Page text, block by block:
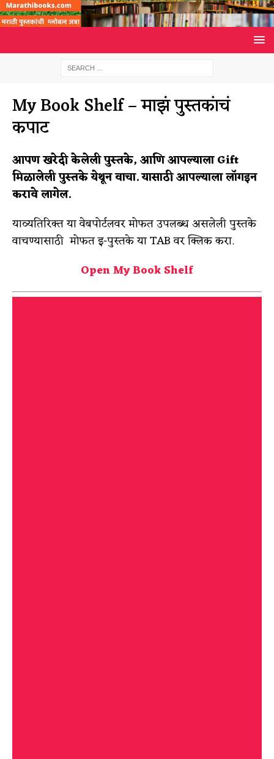
My Book Shelf – माझं पुस्तकांचं
कपाट
आपण खरेदी केलेली पुस्तके, आणि आपल्याला Gift
मिळालेली पुस्तके येथून वाचा. यासाठी आपल्याला लॉगइन
करावे लागेल.
याव्यतिरिक्त या वेबपोर्टलवर मोफत उपलब्ध असलेली पुस्तके
वाचण्यासाठी मोफत इ-पुस्तके या TAB वर क्लिक करा.
Open My Book Shelf